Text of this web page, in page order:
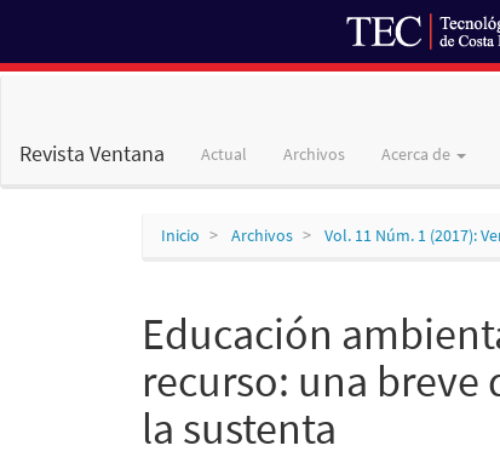
principal
Revista Ventana Actual Archivos Acerca de
Inicio Archivos Vol. 11 Núm. 1 (2017):
Educación
recurso: una
la sustenta